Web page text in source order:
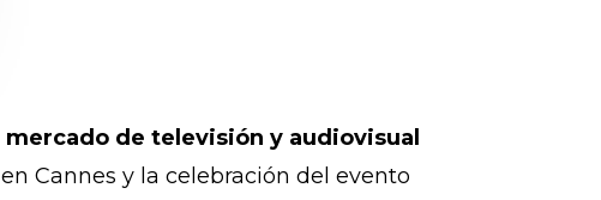
mercado de televisión y audiovisual
Cannes y la celebración del evento